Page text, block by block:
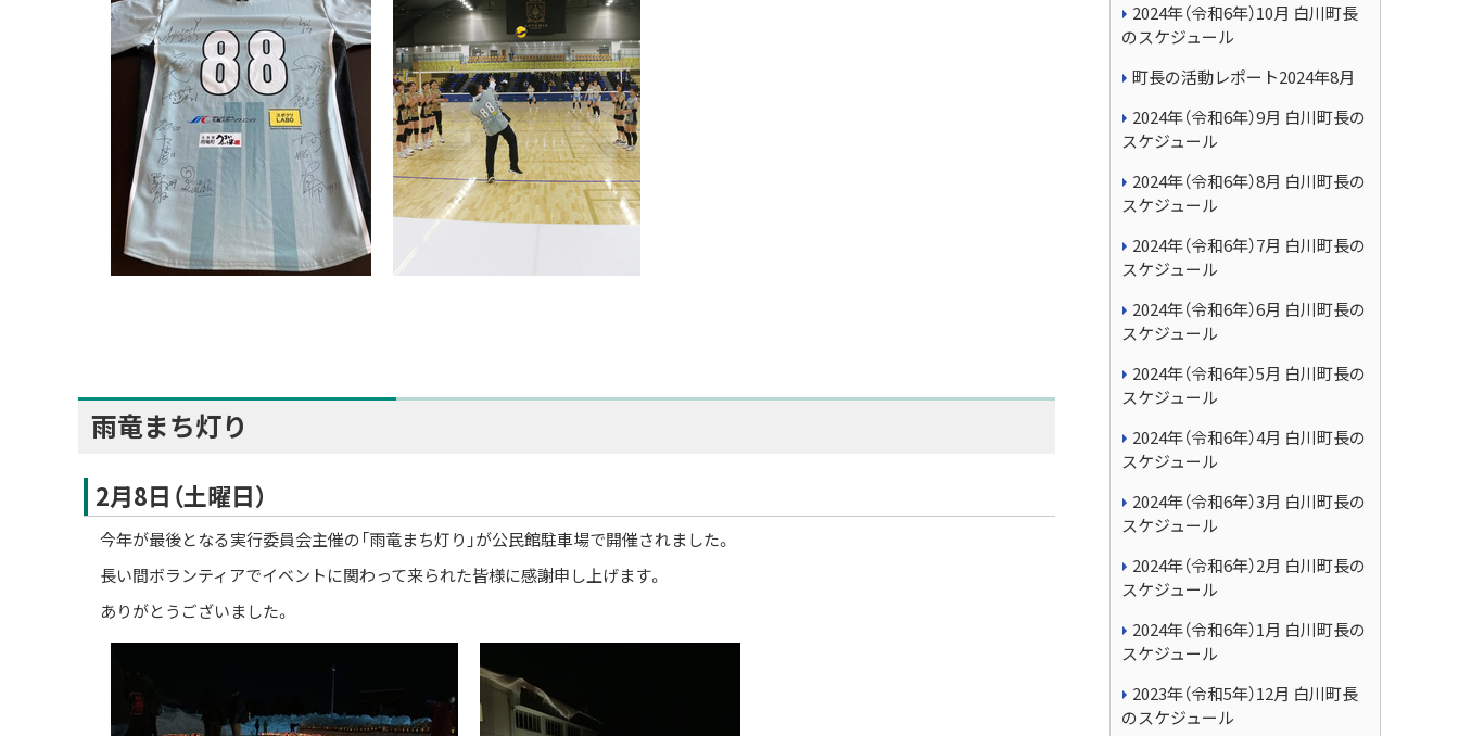
雨竜まち灯り
2月8日（土曜日）
今年が最後となる実行委員会主催の「雨竜まち灯り」が公民館駐車場で開催されました。
長い間ボランティアでイベントに関わって来られた皆様に感謝申し上げます。
ありがとうございました。
2024年（令和6年）10月 白川町長
のスケジュール
町長の活動レポート2024年8月
2024年（令和6年）9月 白川町長の
スケジュール
2024年（令和6年）8月 白川町長の
スケジュール
2024年（令和6年）7月 白川町長の
スケジュール
2024年（令和6年）6月 白川町長の
スケジュール
2024年（令和6年）5月 白川町長の
スケジュール
2024年（令和6年）4月 白川町長の
スケジュール
2024年（令和6年）3月 白川町長の
スケジュール
2024年（令和6年）2月 白川町長の
スケジュール
2024年（令和6年）1月 白川町長の
スケジュール
2023年（令和5年）12月 白川町長
のスケジュール